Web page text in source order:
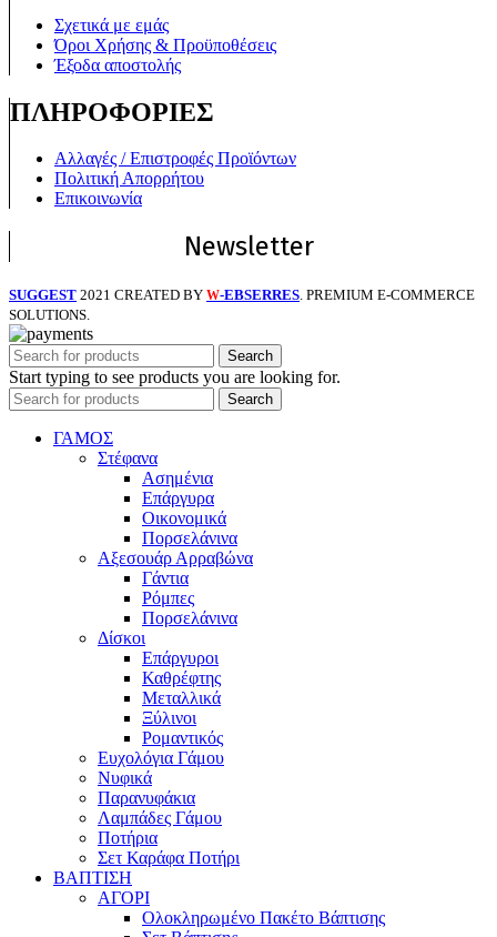
Σχετικά με εμάς
Όροι Χρήσης & Προϋποθέσεις
Έξοδα αποστολής
ΠΛΗΡΟΦΟΡΙΕΣ
Αλλαγές / Επιστροφές Προϊόντων
Πολιτική Απορρήτου
Επικοινωνία
Newsletter
SUGGEST 2021 CREATED BY W-EBSERRES. PREMIUM E-COMMERCE
SOLUTIONS.
Search
Start typing to see products you are looking for.
Search
ΓΑΜΟΣ
Στέφανα
Ασημένια
Επάργυρα
Οικονομικά
Πορσελάνινα
Αξεσουάρ Αρραβώνα
Γάντια
Ρόμπες
Πορσελάνινα
Δίσκοι
Επάργυροι
Καθρέφτης
Μεταλλικά
Ξύλινοι
Ρομαντικός
Ευχολόγια Γάμου
Νυφικά
Παρανυφάκια
Λαμπάδες Γάμου
Ποτήρια
Σετ Καράφα Ποτήρι
ΒΑΠΤΙΣΗ
ΑΓΟΡΙ
Ολοκληρωμένο Πακέτο Βάπτισης